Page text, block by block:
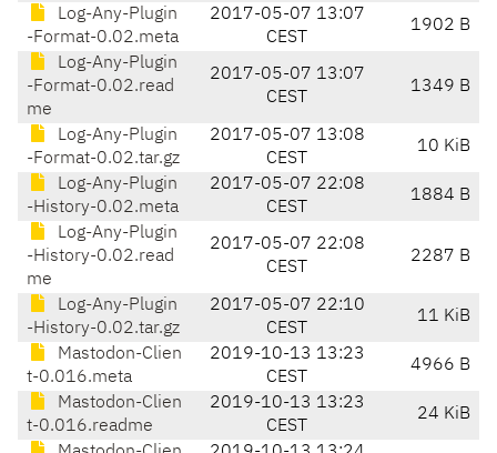
Log-Any-Plugin
-Format-0.02.meta
2017-05-07 13:07
CEST
1902 B
Log-Any-Plugin
-Format-0.02.read
me
2017-05-07 13:07
CEST
1349 B
Log-Any-Plugin
-Format-0.02.tar.gz
2017-05-07 13:08
CEST
10 KiB
Log-Any-Plugin
-History-0.02.meta
2017-05-07 22:08
CEST
1884 B
Log-Any-Plugin
-History-0.02.read
me
2017-05-07 22:08
CEST
2287 B
Log-Any-Plugin
-History-0.02.tar.gz
2017-05-07 22:10
CEST
11 KiB
Mastodon-Clien
t-0.016.meta
2019-10-13 13:23
CEST
4966 B
Mastodon-Clien
t-0.016.readme
2019-10-13 13:23
CEST
24 KiB